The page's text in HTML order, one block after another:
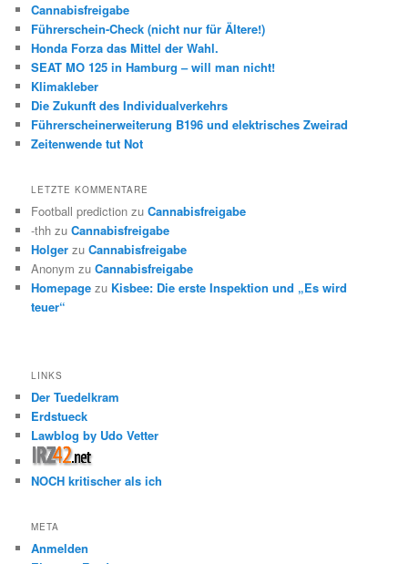
Cannabisfreigabe
Führerschein-Check (nicht nur für Ältere!)
Honda Forza das Mittel der Wahl.
SEAT MO 125 in Hamburg – will man nicht!
Klimakleber
Die Zukunft des Individualverkehrs
Führerscheinerweiterung B196 und elektrisches Zweirad
Zeitenwende tut Not
LETZTE KOMMENTARE
Football prediction zuCannabisfreigabe
-thh zuCannabisfreigabe
Holger zuCannabisfreigabe
Anonym zuCannabisfreigabe
Homepage zu Kisbee: Die erste Inspektion und „Es wird
teuer“
LINKS
Der Tuedelkram
Erdstueck
Lawblog by Udo Vetter
NOCH kritischer als ich
META
Anmelden